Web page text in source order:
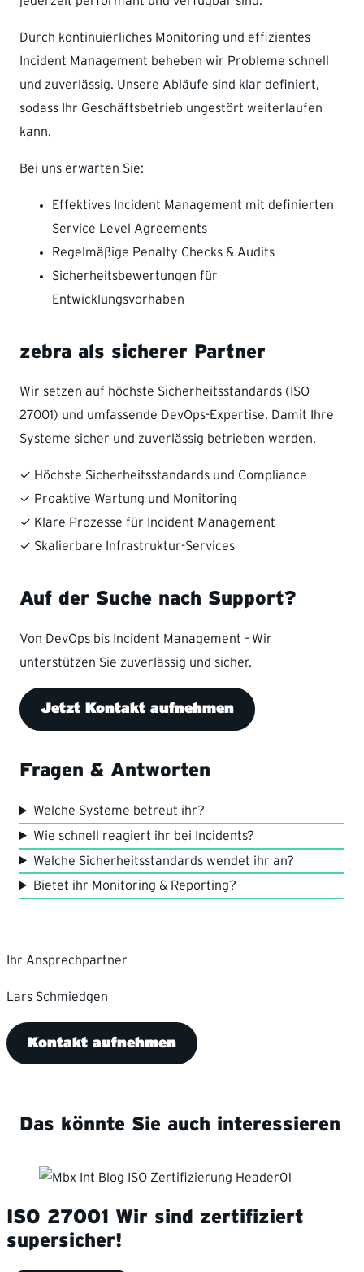
Durch kontinuierliches Monitoring und effizientes
Incident Management beheben wir Probleme schnell
und zuverlässig. Unsere Abläufe sind klar definiert,
sodass Ihr Geschäftsbetrieb ungestört weiterlaufen
kann.
Bei uns erwarten Sie:
Effektives Incident Management mit definierten
Service Level Agreements
Regelmäßige Penalty Checks & Audits
Sicherheitsbewertungen für
Entwicklungsvorhaben
zebra als sicherer Partner
Wir setzen auf höchste Sicherheitsstandards (ISO
27001) und umfassende DevOps-Expertise. Damit Ihre
Systeme sicher und zuverlässig betrieben werden.
✓ Höchste Sicherheitsstandards und Compliance
✓ Proaktive Wartung und Monitoring
✓ Klare Prozesse für Incident Management
✓ Skalierbare Infrastruktur-Services
Auf der Suche nach Support?
Von DevOps bis Incident Management – Wir
unterstützen Sie zuverlässig und sicher.
Jetzt Kontakt aufnehmen
Fragen & Antworten
Welche Systeme betreut ihr?
Wie schnell reagiert ihr bei Incidents?
Welche Sicherheitsstandards wendet ihr an?
Bietet ihr Monitoring & Reporting?
Ihr Ansprechpartner
Lars Schmiedgen
Kontakt aufnehmen
Das könnte Sie auch interessieren
ISO 27001
Wir sind zertifiziert
supersicher!